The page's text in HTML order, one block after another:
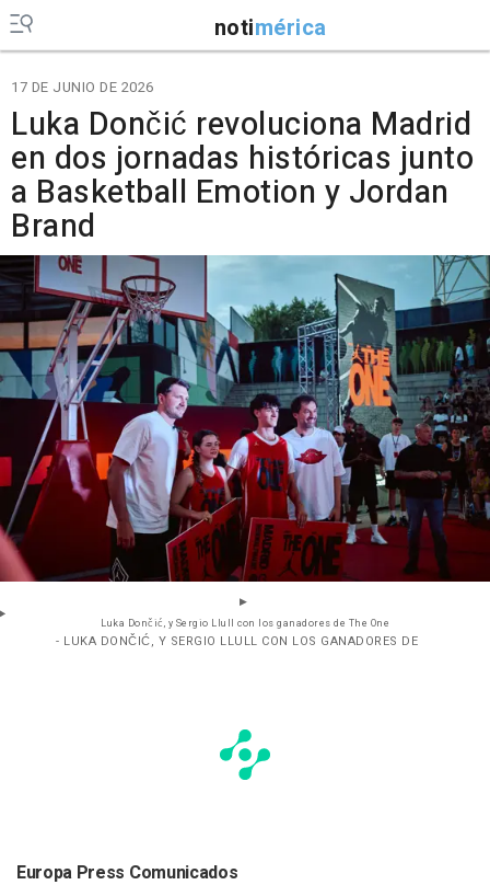
notimérica
17 DE JUNIO DE 2026
Luka Dončić revoluciona Madrid
en dos jornadas históricas junto
a Basketball Emotion y Jordan
Brand
Luka Dončić, y Sergio Llull con los ganadores de The One
- LUKA DONČIĆ, Y SERGIO LLULL CON LOS GANADORES DE
Europa Press Comunicados